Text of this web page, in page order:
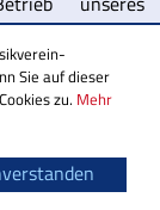
Sie auf dieser
zu. Mehr
1 lit. f. DSGVO)
Google LLC
Die durch das
unseres
der Regel an
und dort